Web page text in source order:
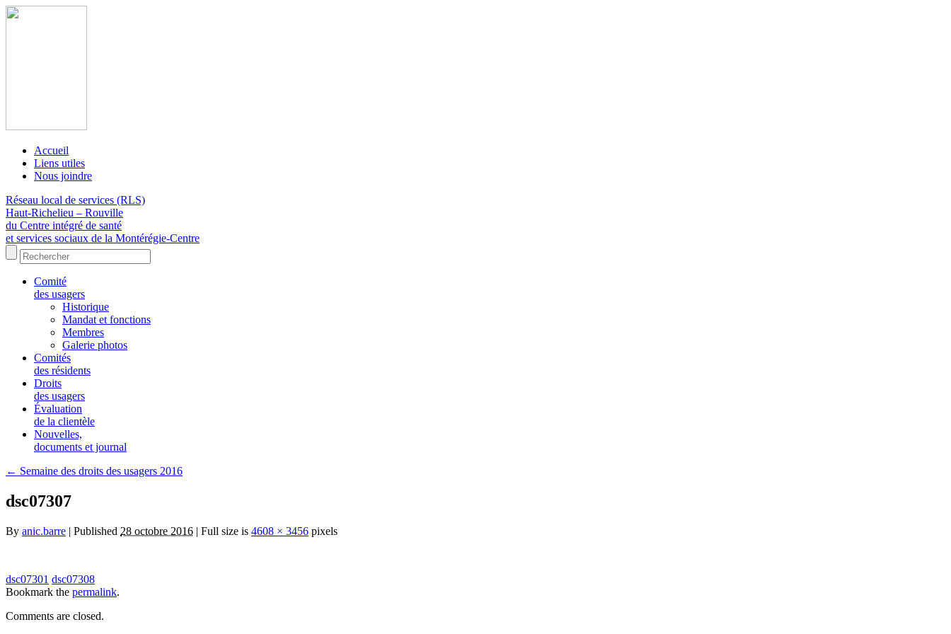
Accueil
Liens utiles
Nous joindre
Réseau local de services (RLS)
Haut-Richelieu – Rouville
du Centre intégré de santé
et services sociaux de la Montérégie-Centre
Comité
des usagers
Historique
Mandat et fonctions
Membres
Galerie photos
Comités
des résidents
Droits
des usagers
Évaluation
de la clientèle
Nouvelles,
documents et journal
← Semaine des droits des usagers 2016
dsc07307
By anic.barre | Published 28 octobre 2016 | Full size is 4608 × 3456 pixels
dsc07301 dsc07308
Bookmark the permalink.
Comments are closed.